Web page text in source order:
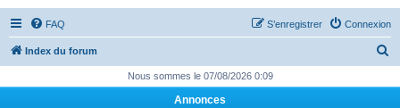
FAQ Connexion
S’enregistrer
Index du forum
Nous sommes le 07/08/2026 0:09
Annonces